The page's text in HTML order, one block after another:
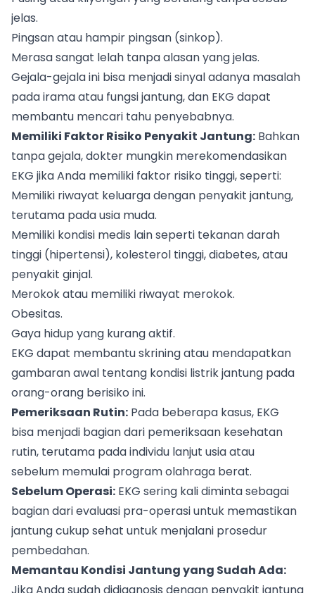
jelas.
Pingsan atau hampir pingsan (sinkop).
Merasa sangat lelah tanpa alasan yang jelas.
Gejala-gejala ini bisa menjadi sinyal adanya masalah
pada irama atau fungsi jantung, dan EKG dapat
membantu mencari tahu penyebabnya.
Memiliki Faktor Risiko Penyakit Jantung: Bahkan
tanpa gejala, dokter mungkin merekomendasikan
EKG jika Anda memiliki faktor risiko tinggi, seperti:
Memiliki riwayat keluarga dengan penyakit jantung,
terutama pada usia muda.
Memiliki kondisi medis lain seperti tekanan darah
tinggi (hipertensi), kolesterol tinggi, diabetes, atau
penyakit ginjal.
Merokok atau memiliki riwayat merokok.
Obesitas.
Gaya hidup yang kurang aktif.
EKG dapat membantu skrining atau mendapatkan
gambaran awal tentang kondisi listrik jantung pada
orang-orang berisiko ini.
Pemeriksaan Rutin: Pada beberapa kasus, EKG
bisa menjadi bagian dari pemeriksaan kesehatan
rutin, terutama pada individu lanjut usia atau
sebelum memulai program olahraga berat.
Sebelum Operasi: EKG sering kali diminta sebagai
bagian dari evaluasi pra-operasi untuk memastikan
jantung cukup sehat untuk menjalani prosedur
pembedahan.
Memantau Kondisi Jantung yang Sudah Ada: